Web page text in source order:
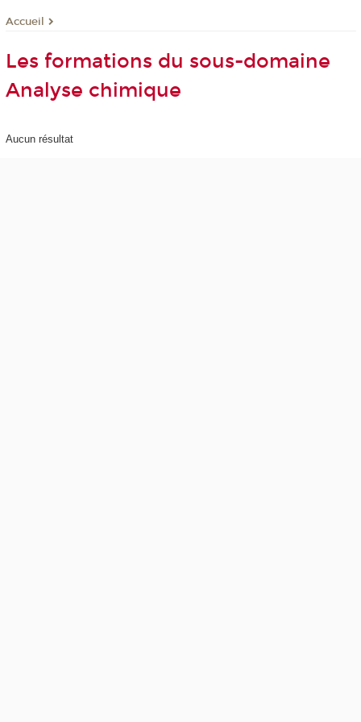
Accueil
Les formations du sous-domaine
Analyse chimique
Aucun résultat